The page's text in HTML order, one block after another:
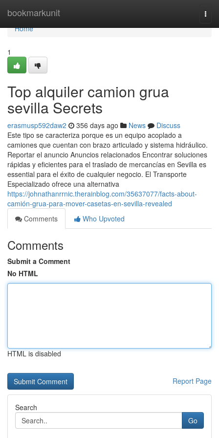
bookmarkunit
Home
Home
1
Top alquiler camion grua
sevilla Secrets
erasmusp592daw2 356 days ago News
Discuss
Este tipo se caracteriza porque es un equipo acoplado a
camiones que cuentan con brazo articulado y sistema hidráulico.
Reportar el anuncio Anuncios relacionados Encontrar soluciones
rápidas y eficientes para el traslado de mercancías en Sevilla es
essential para el éxito de cualquier negocio. El Transporte
Especializado ofrece una alternativa
https://johnathanrrnic.therainblog.com/35637077/facts-about-
camión-grua-para-mover-casetas-en-sevilla-revealed
Comments
Who Upvoted
Comments
Submit a Comment
No HTML
HTML is disabled
Report Page
Search
Go